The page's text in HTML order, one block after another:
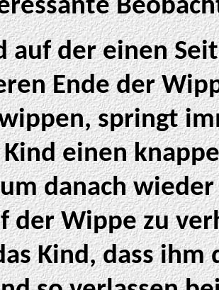
auf der einen
Ende der
springt
Kind einen
danach
der Wippe zu
Kind, dass ihm